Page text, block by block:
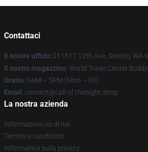
Contattaci
Il nostro ufficio:1 11517 12th Ave, Seattle, WA
Il nostro magazzino: World Trade Center
Orario: 9AM – 5PM (Mon – Fri)
Email : contact@call of thenight.shop
La nostra azienda
Informazioni su di noi
Termini e condizioni
Informativa sulla privacy